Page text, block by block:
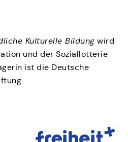
Kulturelle Bildung wird
und der Soziallotterie
ist die Deutsche